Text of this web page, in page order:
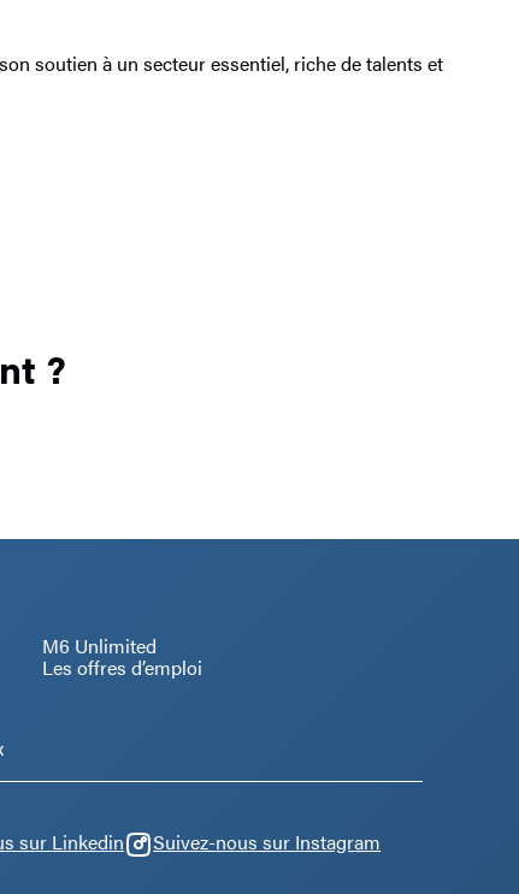
soutien à un secteur essentiel, riche de talents et
?
M6 Unlimited
Les offres d’emploi
sur Linkedin Suivez-nous sur Instagram